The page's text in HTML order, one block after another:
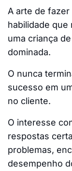
A arte de
habilidade que
uma criança
dominada.
O nunca
sucesso em
no cliente.
O interesse
respostas
problemas,
desempenho